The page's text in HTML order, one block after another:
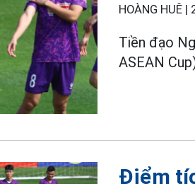
HOÀNG HUÊ |
Tiền đạo
ASEAN
Điểm